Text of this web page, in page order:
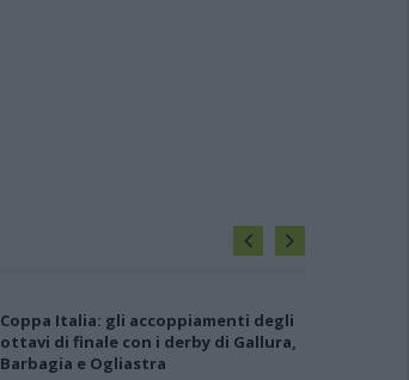
Coppa Italia: gli accoppiamenti degli
ottavi di finale con i derby di Gallura,
Barbagia e Ogliastra